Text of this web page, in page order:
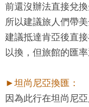
前還沒辦法直接兌換
所以建議旅人們帶
建議抵達肯亞後直
以換，但旅館的匯率
►坦尚尼亞換匯：
因為此行在坦尚尼